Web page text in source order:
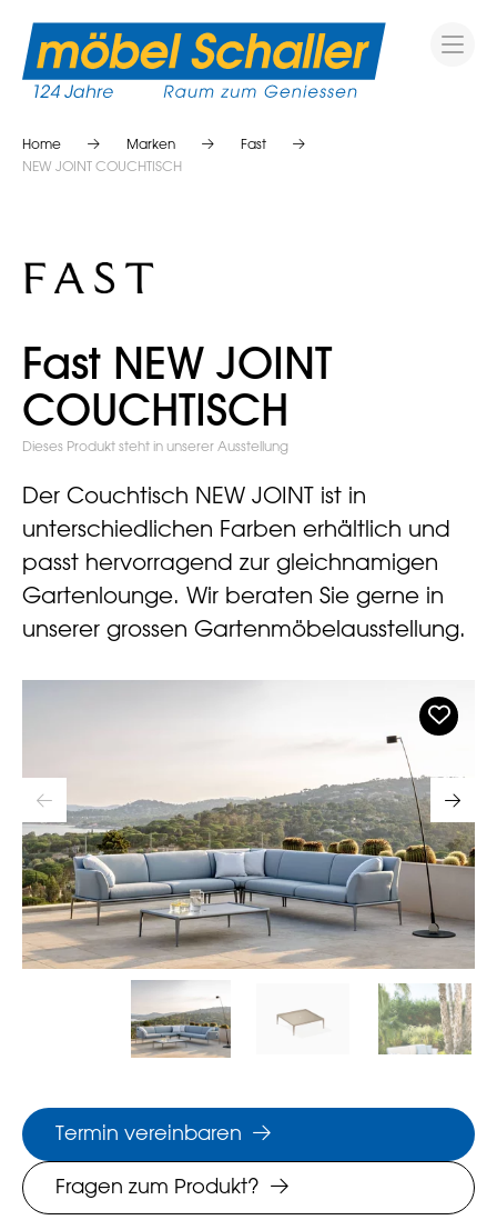
Home Marken
Fast
NEW JOINT COUCHTISCH
Fast NEW JOINT
COUCHTISCH
Dieses Produkt steht in unserer Ausstellung
Der Couchtisch NEW JOINT ist in
unterschiedlichen Farben erhältlich und
passt hervorragend zur gleichnamigen
Gartenlounge. Wir beraten Sie gerne in
unserer grossen Gartenmöbelausstellung.
Termin vereinbaren
Fragen zum Produkt?